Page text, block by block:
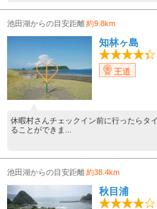
池田湖からの目安距離約9.8km
知林ヶ島
王道
休暇村さんチェックイン前に行ったらタ
ることができま...
池田湖からの目安距離約38.4km
秋目浦